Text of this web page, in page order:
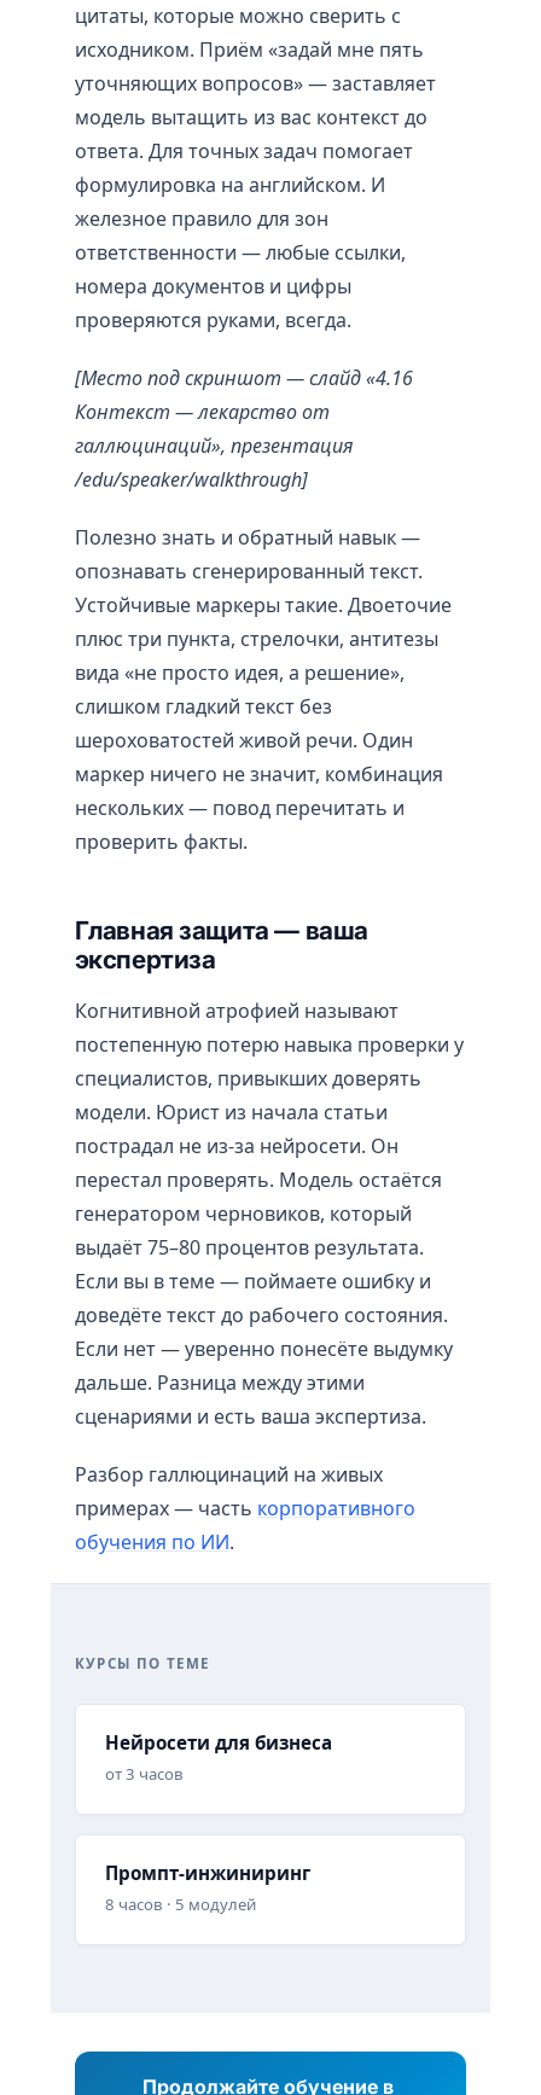
цитаты, которые можно сверить с
исходником. Приём «задай мне пять
уточняющих вопросов» — заставляет
модель вытащить из вас контекст до
ответа. Для точных задач помогает
формулировка на английском. И
железное правило для зон
ответственности — любые ссылки,
номера документов и цифры
проверяются руками, всегда.
[Место под скриншот — слайд «4.16
Контекст — лекарство от
галлюцинаций», презентация
/edu/speaker/walkthrough]
Полезно знать и обратный навык —
опознавать сгенерированный текст.
Устойчивые маркеры такие. Двоеточие
плюс три пункта, стрелочки, антитезы
вида «не просто идея, а решение»,
слишком гладкий текст без
шероховатостей живой речи. Один
маркер ничего не значит, комбинация
нескольких — повод перечитать и
проверить факты.
Главная защита — ваша
экспертиза
Когнитивной атрофией называют
постепенную потерю навыка проверки у
специалистов, привыкших доверять
модели. Юрист из начала статьи
пострадал не из-за нейросети. Он
перестал проверять. Модель остаётся
генератором черновиков, который
выдаёт 75–80 процентов результата.
Если вы в теме — поймаете ошибку и
доведёте текст до рабочего состояния.
Если нет — уверенно понесёте выдумку
дальше. Разница между этими
сценариями и есть ваша экспертиза.
Разбор галлюцинаций на живых
примерах — часть корпоративного
обучения по ИИ.
КУРСЫ ПО ТЕМЕ
Нейросети для бизнеса
от 3 часов
Промпт-инжиниринг
8 часов · 5 модулей
Продолжайте обучение в